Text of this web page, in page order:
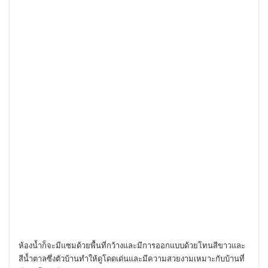
ห้องน้ำก็จะมีแซมด้วยพื้นที่กว้างและมีการออกแบบด้วยโทนสีขาวและ
สีน้ำตาลซึ่งตัวบ้านทำให้ดูโดดเด่นและมีความสวยงามเหมาะกับบ้านที่